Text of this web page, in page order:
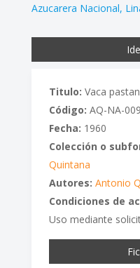
Azucarera Nacional
Titulo: Vaca
Código: AQ-NA-
Fecha: 1960
Colección o
Quintana
Autores: Antonio
Condiciones de
Uso mediante